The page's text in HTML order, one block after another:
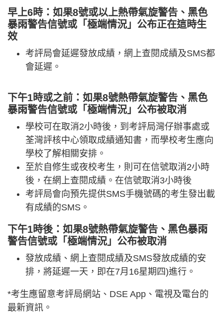
早上6時：如果8號或以上熱帶氣旋警告、黑色
暴雨警告信號或「極端情況」公布正在這時生
效
考評局會延遲發放成績，網上查閱成績及SMS都
會延遲。
下午1時或之前：如果8號熱帶氣旋警告、黑色
暴雨警告信號或「極端情況」公布被取消
學校可在取消2小時後，到考評局灣仔辦事處或
荃灣評核中心領取成績通知書，而學校考生應向
學校了解相關安排。
至於自修生或夜校考生，則可在信號取消2小時
後，在網上查閱成績。在信號取消3小時後
考評局會向預先提供SMS手機號碼的考生發出載
有成績的SMS。
下午1時後：如果8號熱帶氣旋警告、黑色暴雨
警告信號或「極端情況」公布被取消
發放成績、網上查閱成績及SMS發放成績的安
排，將延遲一天，即在7月16星期四)進行。
*考生應留意考評局網站、DSE App、電視及電台的
最新資訊。